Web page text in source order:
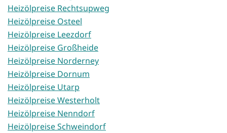
Heizölpreise Rechtsupweg
Heizölpreise Osteel
Heizölpreise Leezdorf
Heizölpreise Großheide
Heizölpreise Norderney
Heizölpreise Dornum
Heizölpreise Utarp
Heizölpreise Westerholt
Heizölpreise Nenndorf
Heizölpreise Schweindorf